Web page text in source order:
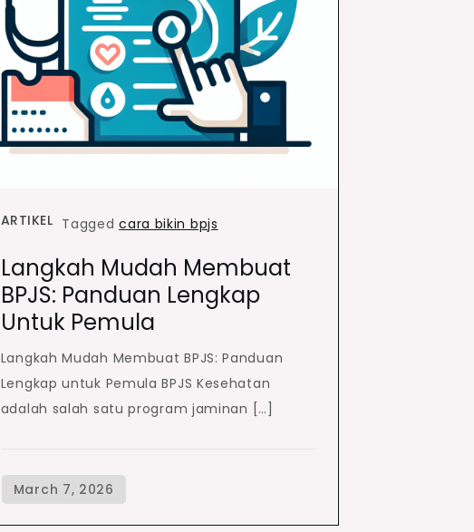
ARTIKEL Taggedcara bikin bpjs
Langkah Mudah Membuat
BPJS: Panduan Lengkap
Untuk Pemula
Langkah Mudah Membuat BPJS: Panduan
Lengkap untuk Pemula BPJS Kesehatan
adalah salah satu program jaminan […]